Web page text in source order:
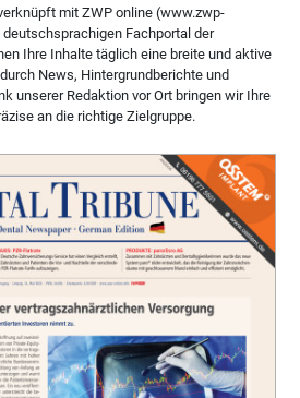
mit ZWP online (www.zwp-
Fachportal der
Ihre Inhalte täglich eine breite und aktive
News, Hintergrundberichte und
unserer Redaktion vor Ort bringen wir Ihre
an die richtige Zielgruppe.